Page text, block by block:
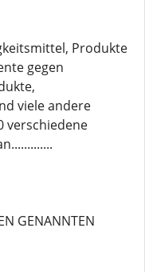
Produkte
gegen
viele andere
verschiedene
GENANNTEN